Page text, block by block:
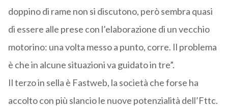
doppino di rame non si discutono, però sembra quasi
di essere alle prese con l’elaborazione di un vecchio
motorino: una volta messo a punto, corre. Il problema
è che in alcune situazioni va guidato in tre”.
Il terzo in sella è Fastweb, la società che forse ha
accolto con più slancio le nuove potenzialità dell’Fttc.